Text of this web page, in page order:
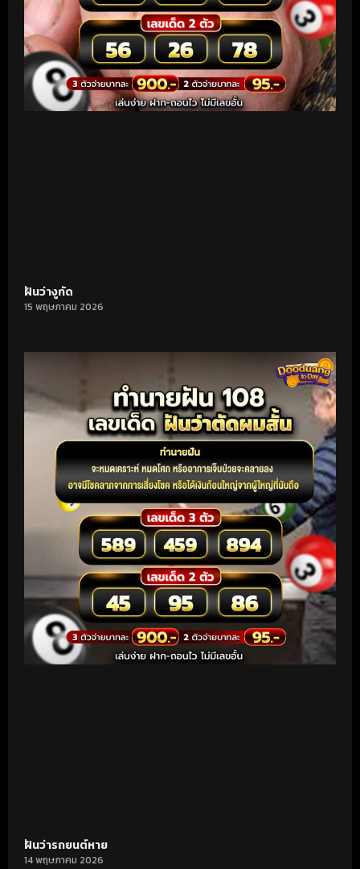
ฝันว่างูกัด
15 พฤษภาคม 2026
ฝันว่ารถยนต์หาย
14 พฤษภาคม 2026